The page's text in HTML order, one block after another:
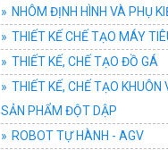
NHÔM ĐỊNH HÌNH VÀ PHỤ
THIẾT KẾ CHẾ TẠO MÁY
THIẾT KẾ, CHẾ TẠO ĐỒ GÁ
THIẾT KẾ, CHẾ TẠO KHUÔN
SẢN PHẨM ĐỘT DẬP
ROBOT TỰ HÀNH - AGV